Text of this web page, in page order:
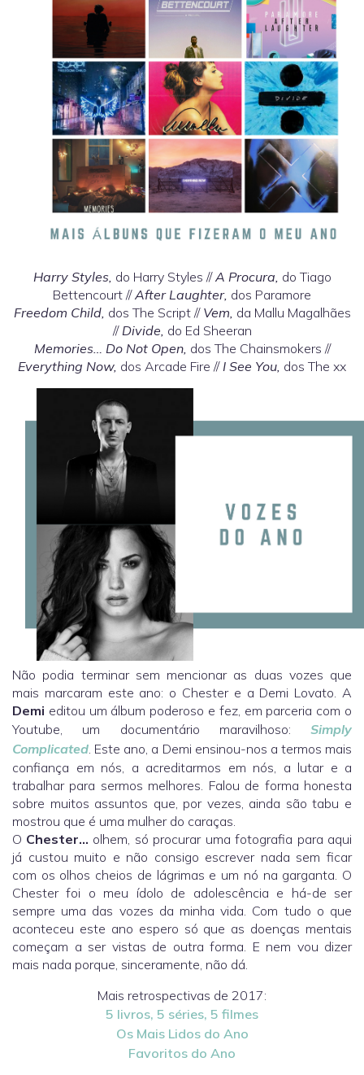
Harry Styles, do Harry Styles //A Procura, do Tiago
Bettencourt //After Laughter, dos Paramore
Freedom Child, dos The Script // Vem, da Mallu Magalhães
//Divide, do Ed Sheeran
Memories… Do Not Open, dos The Chainsmokers //
Everything Now, dos Arcade Fire //I See You, dos The xx
Não podia terminar sem mencionar as duas vozes que
mais marcaram este ano: o Chester e a Demi Lovato. A
Demi editou um álbum poderoso e fez, em parceria com o
Youtube, um documentário maravilhoso: Simply
Complicated . Este ano, a Demi ensinou-nos a termos mais
confiança em nós, a acreditarmos em nós, a lutar e a
trabalhar para sermos melhores. Falou de forma honesta
sobre muitos assuntos que, por vezes, ainda são tabu e
mostrou que é uma mulher do caraças.
O Chester… olhem, só procurar uma fotografia para aqui
já custou muito e não consigo escrever nada sem ficar
com os olhos cheios de lágrimas e um nó na garganta. O
Chester foi o meu ídolo de adolescência e há-de ser
sempre uma das vozes da minha vida. Com tudo o que
aconteceu este ano espero só que as doenças mentais
começam a ser vistas de outra forma. E nem vou dizer
mais nada porque, sinceramente, não dá.
Mais retrospectivas de 2017:
5 livros, 5 séries, 5 filmes
Os Mais Lidos do Ano
Favoritos do Ano